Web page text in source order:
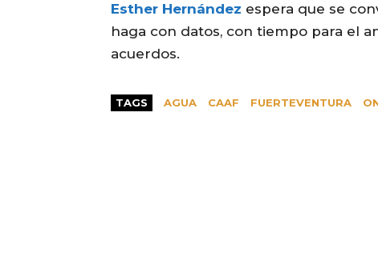
Esther Hernández espera que se
haga con datos, con tiempo para el
acuerdos.
TAGS AGUA CAAF FUERTEVENTURA